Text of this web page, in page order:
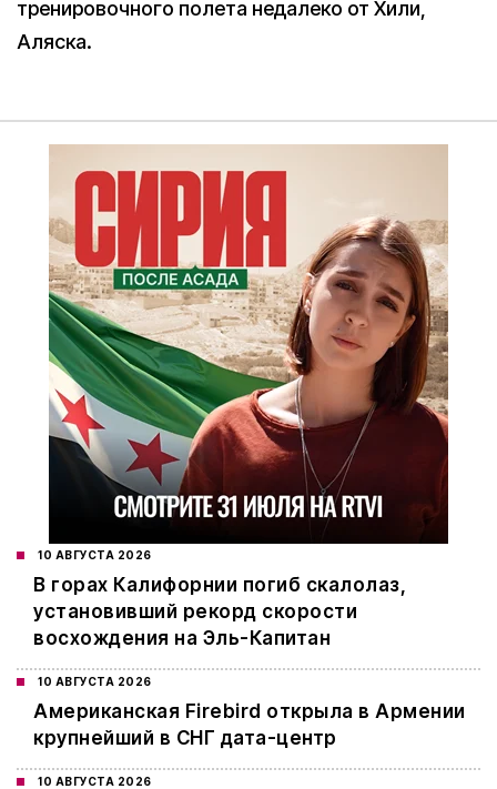
тренировочного полета недалеко от Хили,
Аляска.
10 АВГУСТА 2026
В горах Калифорнии погиб скалолаз,
установивший рекорд скорости
восхождения на Эль-Капитан
10 АВГУСТА 2026
Американская Firebird открыла в Армении
крупнейший в СНГ дата-центр
10 АВГУСТА 2026